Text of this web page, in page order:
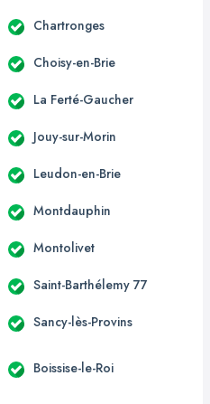
Chartronges
Choisy-en-Brie
La Ferté-Gaucher
Jouy-sur-Morin
Leudon-en-Brie
Montdauphin
Montolivet
Saint-Barthélemy 77
Sancy-lès-Provins
Boissise-le-Roi